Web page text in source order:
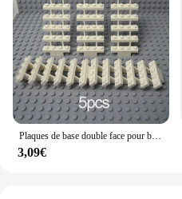
Plaques de base double face pour blocs de construction, briques en plastique, compatibles avec les blocs de construction classiques, jouets de construction, 32*32, 32*16
3,09€